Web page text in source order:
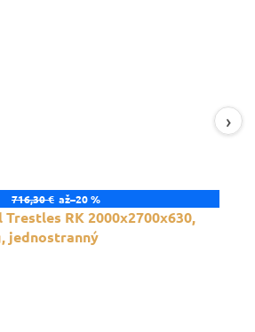
716,30 € až–20 %
RK 2000x2700x630,
jednostranný
›